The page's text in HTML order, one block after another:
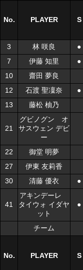
No. PLAYER S
3 林 咲良
●
7
伊藤 知里
●
10
齋田 夢良
12
石渡 聖凜奈
●
13
藤松 柚乃
21
グビノグン オ
サスウェン デビ
ー
22
御堂 明夢
27
伊東 友莉香
30
清藤 優衣 ●
41
アキンデーレ
タイウォ イダヤ
ット
●
チーム
No. PLAYER S
No. PLAYER S
3 林 咲良 ●
7
伊藤 知里 ●
10
齋田 夢良
12
石渡 聖凜奈 ●
13
藤松 柚乃
21
グビノグン オ
サスウェン デビ
ー
22 御堂 明夢
27
伊東 友莉香
30
清藤 優衣 ●
41
アキンデーレ
タイウォ イダヤ
ット
●
チーム
No. PLAYER S